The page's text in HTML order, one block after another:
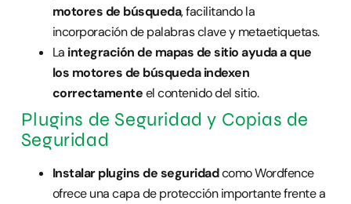
motores de búsqueda, facilitando la
incorporación de palabras clave y metaetiquetas.
La integración de mapas de sitio ayuda a que
los motores de búsqueda indexen
correctamenteel contenido del sitio.
Plugins de Seguridad y Copias de
Seguridad
Instalar plugins de seguridadcomo Wordfence
ofrece una capa de protección importante frente a